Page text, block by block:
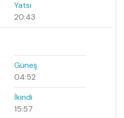
Yatsı
20:43
Güneş
04:52
İkindi
15:57